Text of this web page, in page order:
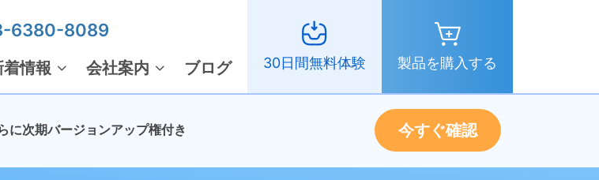
6380-8089
着情報 会社案内 ブログ 30日間無料体験 製品を購入する
次期バージョンアップ権付き 今すぐ確認